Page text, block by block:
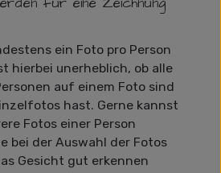
ein Foto pro Person
hierbei unerheblich, ob alle
auf einem Foto sind
hast. Gerne kannst
Fotos einer Person
bei der Auswahl der Fotos
Gesicht gut erkennen